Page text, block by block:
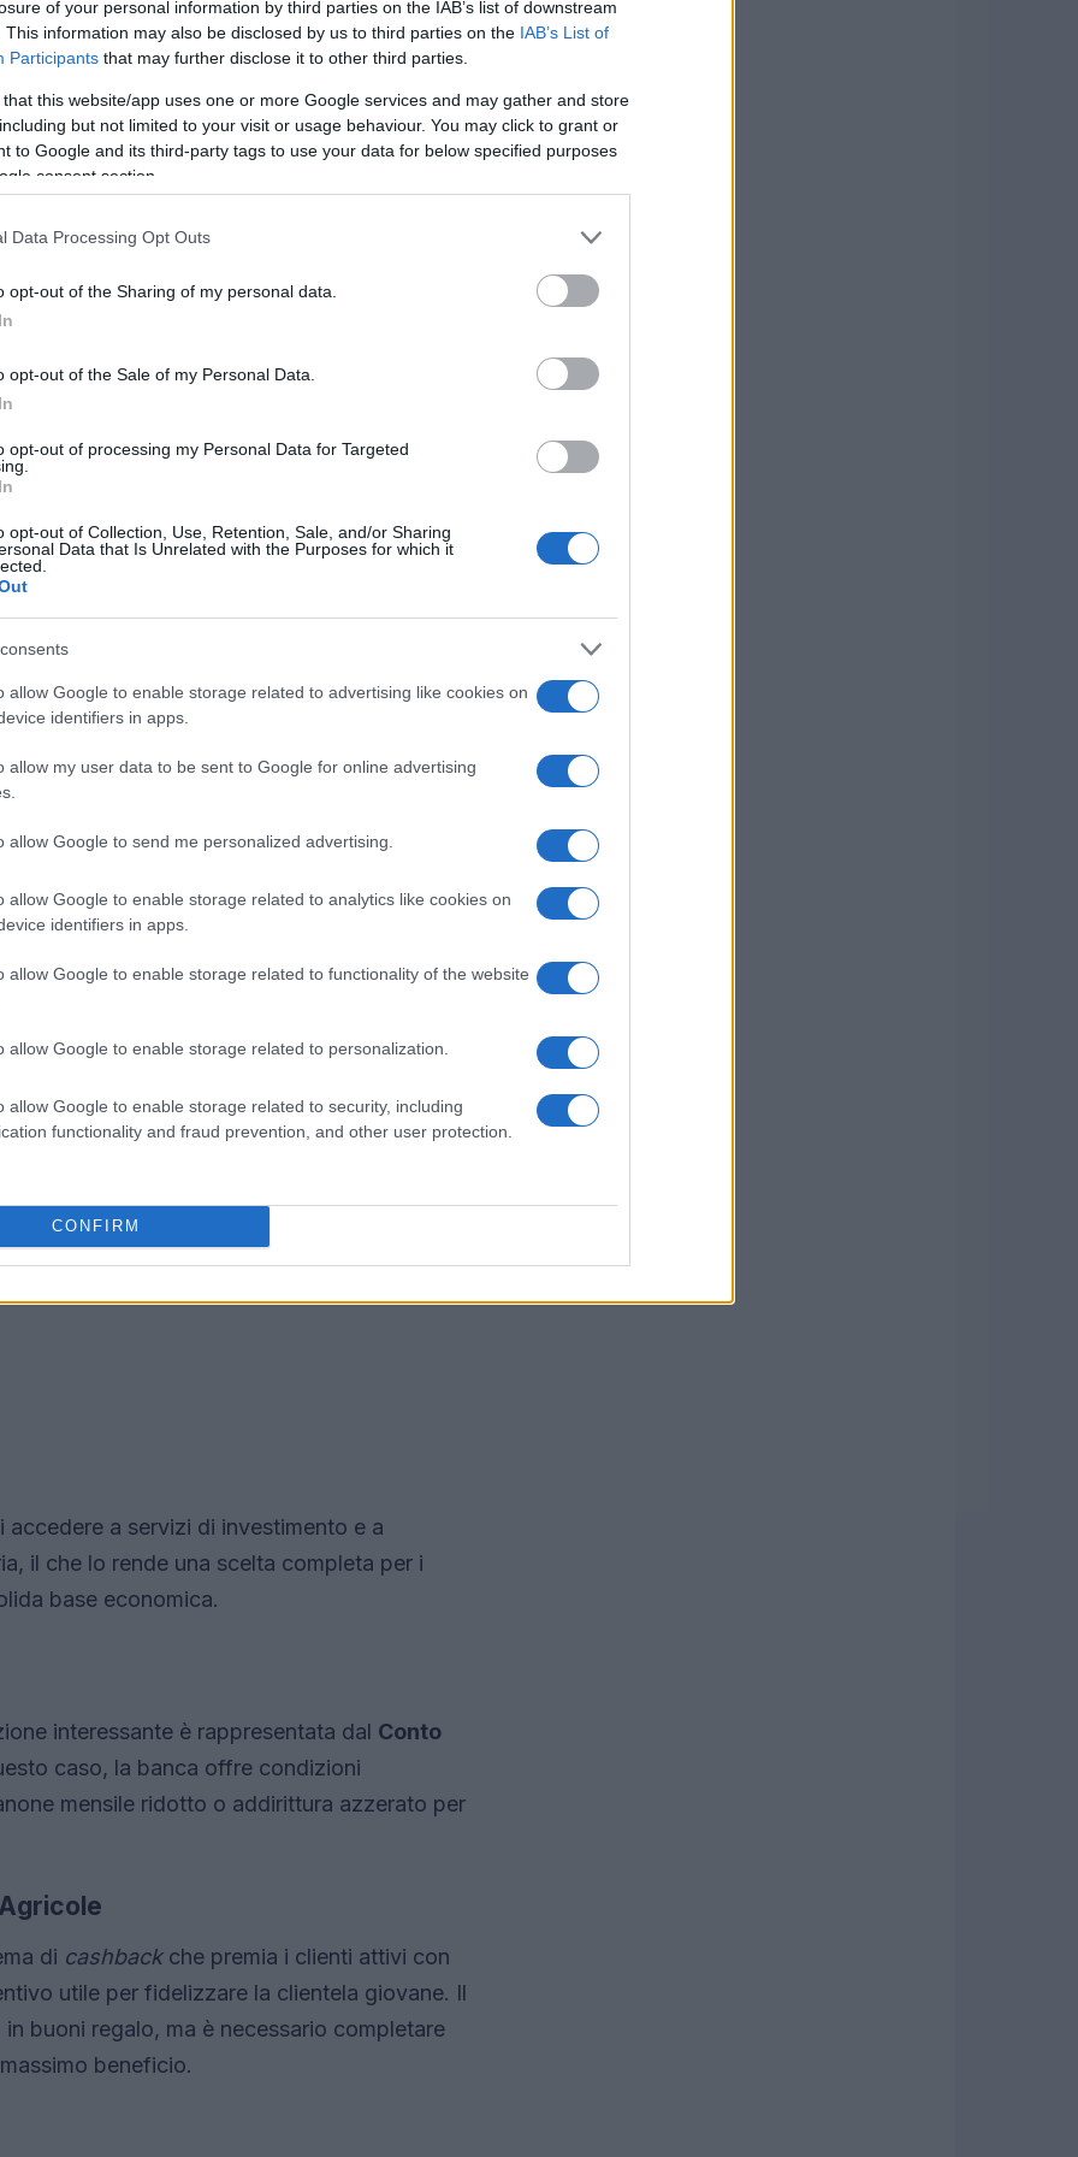
of your personal information by third parties on the IAB’s list of downstream
This information may also be disclosed by us to third parties on the IAB’s List of
Participants that may further disclose it to other third parties.
that this website/app uses one or more Google services and may gather and store
but not limited to your visit or usage behaviour. You may click to grant or
to Google and its third-party tags to use your data for below specified purposes
consent section.
Data Processing Opt Outs
opt-out of the Sharing of my personal data.
opt-out of the Sale of my Personal Data.
opt-out of processing my Personal Data for Targeted
opt-out of Collection, Use, Retention, Sale, and/or Sharing
Data that Is Unrelated with the Purposes for which it
allow Google to enable storage related to advertising like cookies on
identifiers in apps.
allow my user data to be sent to Google for online advertising
allow Google to send me personalized advertising.
allow Google to enable storage related to analytics like cookies on
identifiers in apps.
allow Google to enable storage related to functionality of the website
allow Google to enable storage related to personalization.
allow Google to enable storage related to security, including
functionality and fraud prevention, and other user protection.
CONFIRM
si sfidano per attrarre la clientela
e strumenti digitali all’avanguardia. Questa
disponibili per gli
corrente
attrattiva di questo conto è l’assenza di
anno, rendendolo accessibile a chi è
include anche una serie di servizi essenziali
aggiuntivi. Grazie a una piattaforma di
i clienti possono gestire le proprie finanze
le spese e effettuando transazioni
a servizi di investimento e a
il che lo rende una scelta completa per i
base economica.
interessante è rappresentata dal Conto
caso, la banca offre condizioni
mensile ridotto o addirittura azzerato per
di cashbackche premia i clienti attivi con
utile per fidelizzare la clientela giovane. Il
buoni regalo, ma è necessario completare
beneficio.